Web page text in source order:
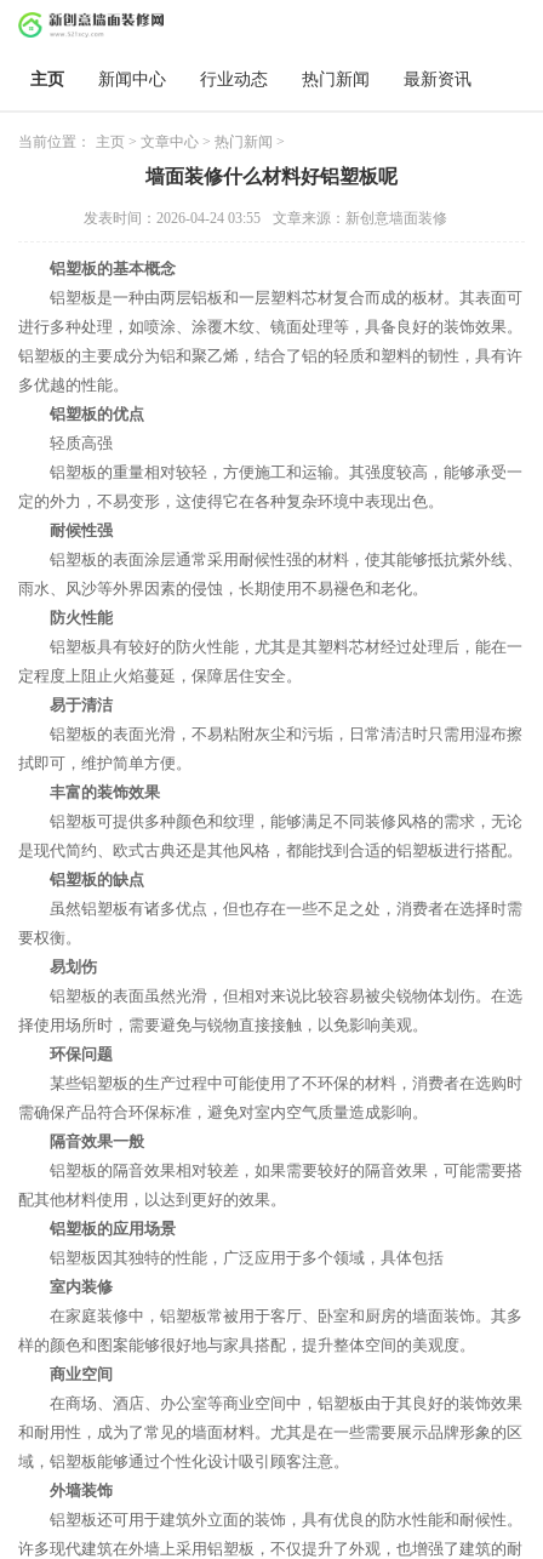
主页 新闻中心 行业动态 热门新闻 最新资讯
当前位置： 主页 > 文章中心 > 热门新闻 >
墙面装修什么材料好铝塑板呢
发表时间：2026-04-24 03:55 文章来源：新创意墙面装修
铝塑板的基本概念
铝塑板是一种由两层铝板和一层塑料芯材复合而成的板材。其表面可
进行多种处理，如喷涂、涂覆木纹、镜面处理等，具备良好的装饰效果。
铝塑板的主要成分为铝和聚乙烯，结合了铝的轻质和塑料的韧性，具有许
多优越的性能。
铝塑板的优点
轻质高强
铝塑板的重量相对较轻，方便施工和运输。其强度较高，能够承受一
定的外力，不易变形，这使得它在各种复杂环境中表现出色。
耐候性强
铝塑板的表面涂层通常采用耐候性强的材料，使其能够抵抗紫外线、
雨水、风沙等外界因素的侵蚀，长期使用不易褪色和老化。
防火性能
铝塑板具有较好的防火性能，尤其是其塑料芯材经过处理后，能在一
定程度上阻止火焰蔓延，保障居住安全。
易于清洁
铝塑板的表面光滑，不易粘附灰尘和污垢，日常清洁时只需用湿布擦
拭即可，维护简单方便。
丰富的装饰效果
铝塑板可提供多种颜色和纹理，能够满足不同装修风格的需求，无论
是现代简约、欧式古典还是其他风格，都能找到合适的铝塑板进行搭配。
铝塑板的缺点
虽然铝塑板有诸多优点，但也存在一些不足之处，消费者在选择时需
要权衡。
易划伤
铝塑板的表面虽然光滑，但相对来说比较容易被尖锐物体划伤。在选
择使用场所时，需要避免与锐物直接接触，以免影响美观。
环保问题
某些铝塑板的生产过程中可能使用了不环保的材料，消费者在选购时
需确保产品符合环保标准，避免对室内空气质量造成影响。
隔音效果一般
铝塑板的隔音效果相对较差，如果需要较好的隔音效果，可能需要搭
配其他材料使用，以达到更好的效果。
铝塑板的应用场景
铝塑板因其独特的性能，广泛应用于多个领域，具体包括
室内装修
在家庭装修中，铝塑板常被用于客厅、卧室和厨房的墙面装饰。其多
样的颜色和图案能够很好地与家具搭配，提升整体空间的美观度。
商业空间
在商场、酒店、办公室等商业空间中，铝塑板由于其良好的装饰效果
和耐用性，成为了常见的墙面材料。尤其是在一些需要展示品牌形象的区
域，铝塑板能够通过个性化设计吸引顾客注意。
外墙装饰
铝塑板还可用于建筑外立面的装饰，具有优良的防水性能和耐候性。
许多现代建筑在外墙上采用铝塑板，不仅提升了外观，也增强了建筑的耐